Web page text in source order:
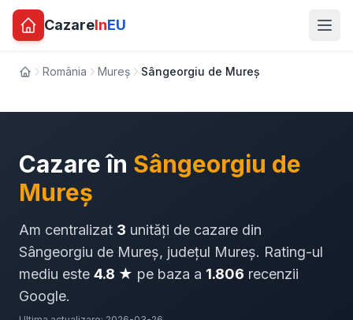
CazareInEU
AcasăRomânia Mureș Sângeorgiu de Mureș
Cazare în Sângeorgiu de
Mureș
Am centralizat 3 unități de cazare din
Sângeorgiu de Mureș, județul Mureș. Rating-ul
mediu este 4.8 ★ pe baza a 1.806 recenzii
Google.